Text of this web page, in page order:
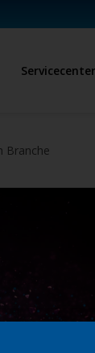
Servicecenter
Branche